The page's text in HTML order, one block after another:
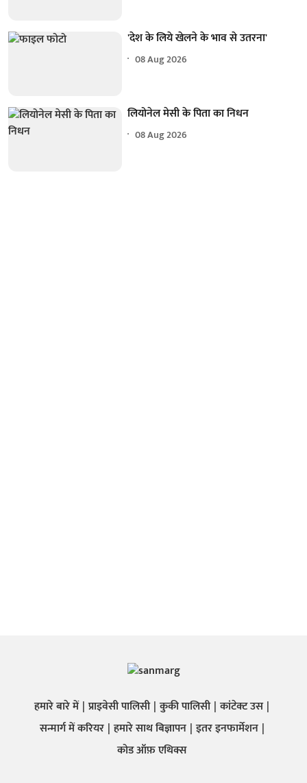
'देश के लिये खेलने के भाव से उतरना'
08 Aug 2026
लियोनेल मेसी के पिता का निधन
08 Aug 2026
हमारे बारे में प्राइवेसी पालिसी कुकी पालिसी कांटेक्ट उस
सन्मार्ग में करियर हमारे साथ बिज्ञापन इतर इनफार्मेशन
कोड ऑफ़ एथिक्स